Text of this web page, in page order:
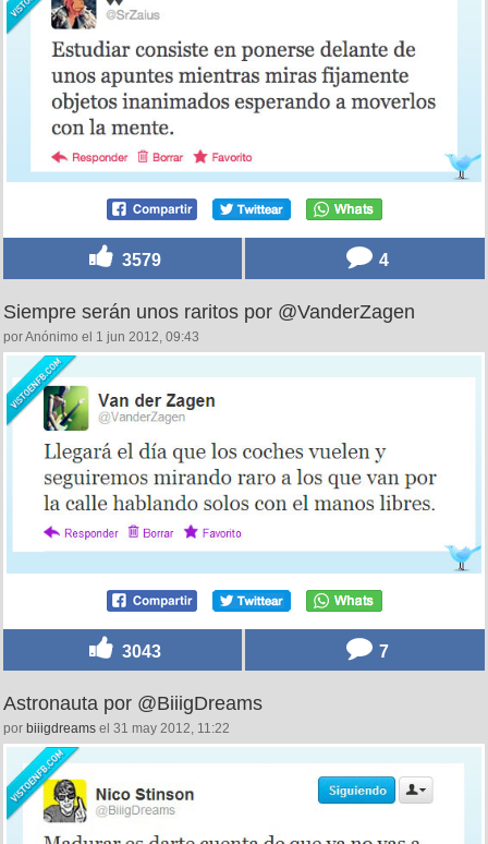
3579 4
Siempre serán unos raritos por @VanderZagen
por Anónimo el 1 jun 2012, 09:43
3043 7
Astronauta por @BiiigDreams
por biiigdreams el 31 may 2012, 11:22